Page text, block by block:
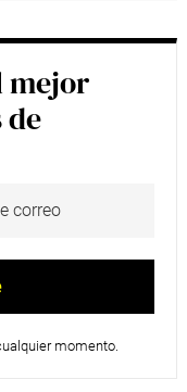
mejor
momento.